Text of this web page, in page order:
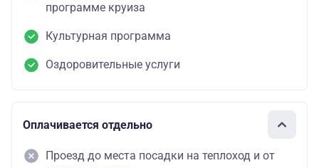
программе круиза
Культурная программа
Оздоровительные услуги
Оплачивается отдельно
Проезд до места посадки на теплоход и от